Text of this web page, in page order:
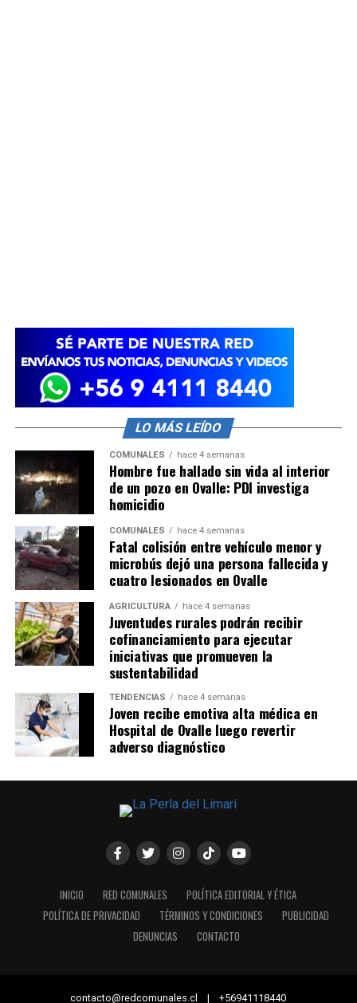
LO MÁS LEÍDO
COMUNALES hace 4 semanas
Hombre fue hallado sin vida al interior
de un pozo en Ovalle: PDI investiga
homicidio
COMUNALES hace 4 semanas
Fatal colisión entre vehículo menor y
microbús dejó una persona fallecida y
cuatro lesionados en Ovalle
AGRICULTURA hace 4 semanas
Juventudes rurales podrán recibir
cofinanciamiento para ejecutar
iniciativas que promueven la
sustentabilidad
TENDENCIAS hace 4 semanas
Joven recibe emotiva alta médica en
Hospital de Ovalle luego revertir
adverso diagnóstico
INICIO RED COMUNALES
POLÍTICA EDITORIAL Y ÉTICA
POLÍTICA DE PRIVACIDAD
TÉRMINOS Y CONDICIONES
PUBLICIDAD
DENUNCIAS
CONTACTO
contacto@redcomunales.cl | +56941118440